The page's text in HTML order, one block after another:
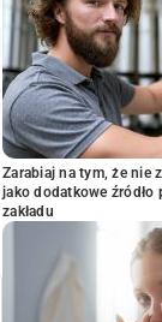
Zarabiaj na tym, że nie
jako dodatkowe
zakładu